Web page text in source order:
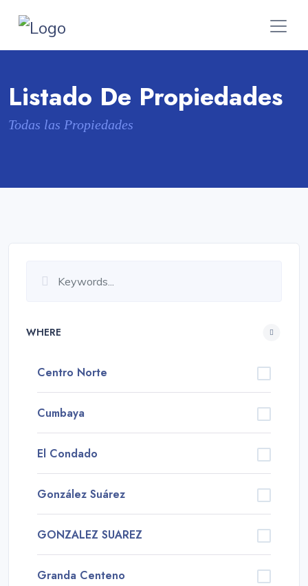
Listado De Propiedades
Todas las Propiedades
WHERE
Centro Norte
Cumbaya
El Condado
González Suárez
GONZALEZ SUAREZ
Granda Centeno